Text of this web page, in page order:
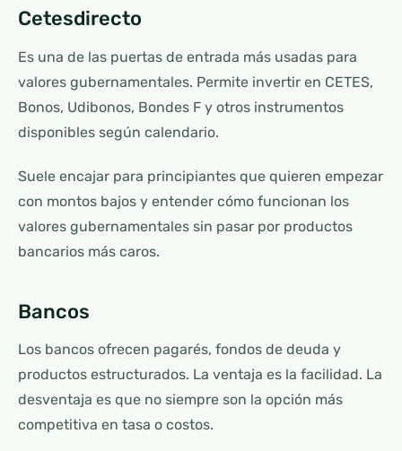
Cetesdirecto
Es una de las puertas de entrada más usadas para
valores gubernamentales. Permite invertir en CETES,
Bonos, Udibonos, Bondes F y otros instrumentos
disponibles según calendario.
Suele encajar para principiantes que quieren empezar
con montos bajos y entender cómo funcionan los
valores gubernamentales sin pasar por productos
bancarios más caros.
Bancos
Los bancos ofrecen pagarés, fondos de deuda y
productos estructurados. La ventaja es la facilidad. La
desventaja es que no siempre son la opción más
competitiva en tasa o costos.